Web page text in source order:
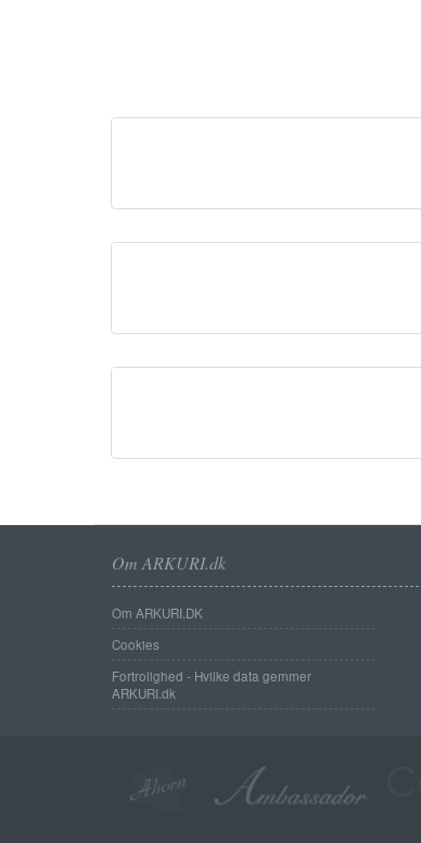
Om ARKURI.dk
Om ARKURI.DK
Cookies
Fortrolighed - Hvilke data gemmer
ARKURI.dk